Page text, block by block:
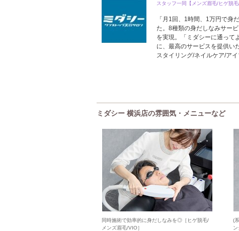
スタッフ一同【メンズ眉毛/ヒゲ脱毛
「月1回、1時間、1万円で身
た。8種類の身だしなみサー
を実現。「ミダシーに通って
に、最高のサービスを提供い
スタイリング/ネイルケア/ア
ミダシー 横浜店の雰囲気・メニューなど
同時施術で効率的に身だしなみを◎［ヒゲ脱毛/
メンズ眉毛/VIO］
(
ン